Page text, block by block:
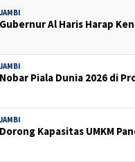
JAMBI
Gubernur Al Haris Harap
JAMBI
Nobar Piala Dunia 2026 di
JAMBI
Dorong Kapasitas UMKM